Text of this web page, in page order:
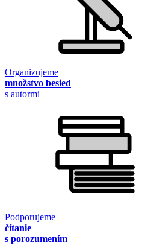
Organizujeme
množstvo besied
s autormi
Podporujeme
čítanie
s porozumením